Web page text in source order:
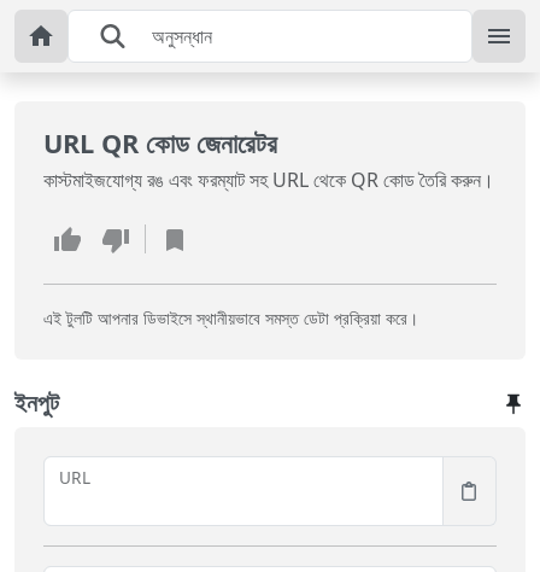
URL QR কোড জেনারেটর
কাস্টমাইজযোগ্য রঙ এবং ফরম্যাট সহ URL থেকে QR কোড তৈরি করুন।
এই টুলটি আপনার ডিভাইসে স্থানীয়ভাবে সমস্ত ডেটা প্রক্রিয়া করে।
ইনপুট
URL